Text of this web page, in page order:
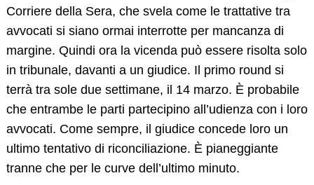
Corriere della Sera, che svela come le trattative tra
avvocati si siano ormai interrotte per mancanza di
margine. Quindi ora la vicenda può essere risolta solo
in tribunale, davanti a un giudice. Il primo round si
terrà tra sole due settimane, il 14 marzo. È probabile
che entrambe le parti partecipino all’udienza con i loro
avvocati. Come sempre, il giudice concede loro un
ultimo tentativo di riconciliazione. È pianeggiante
tranne che per le curve dell’ultimo minuto.
Search